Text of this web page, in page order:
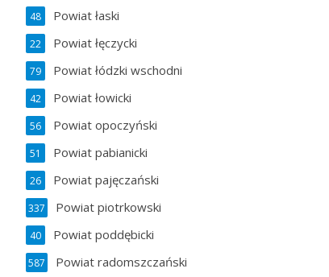
Powiat łaski
48
Powiat łęczycki
22
Powiat łódzki wschodni
79
Powiat łowicki
42
Powiat opoczyński
56
Powiat pabianicki
51
Powiat pajęczański
26
Powiat piotrkowski
337
Powiat poddębicki
40
Powiat radomszczański
587